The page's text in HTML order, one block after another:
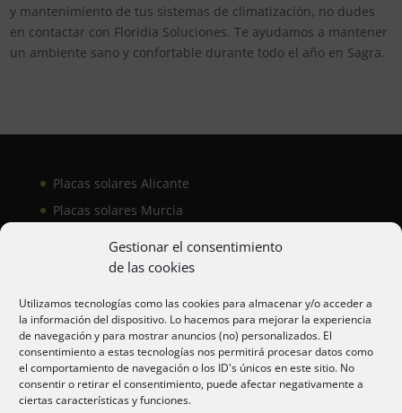
Gestionar el consentimiento
de las cookies
Utilizamos tecnologías como las cookies para almacenar y/o acceder a
la información del dispositivo. Lo hacemos para mejorar la experiencia
de navegación y para mostrar anuncios (no) personalizados. El
consentimiento a estas tecnologías nos permitirá procesar datos como
el comportamiento de navegación o los ID's únicos en este sitio. No
consentir o retirar el consentimiento, puede afectar negativamente a
ciertas características y funciones.
y mantenimiento de tus sistemas de climatización, no dudes
en contactar con Floridia Soluciones. Te ayudamos a mantener
un ambiente sano y confortable durante todo el año en Sagra.
Placas solares Alicante
Placas solares Murcia
Aire acondicionado Alicante
Aire acondicionador Murcia
Aire acondicionado San Juan